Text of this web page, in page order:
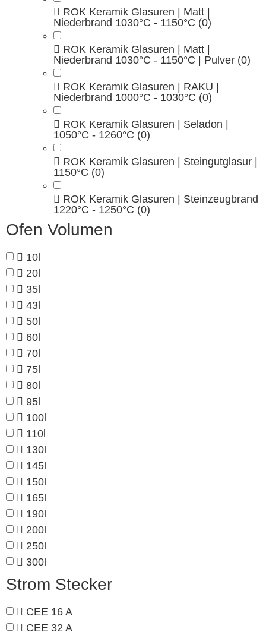
ROK Keramik Glasuren | Matt |
Niederbrand 1030°C - 1150°C (0)
ROK Keramik Glasuren | Matt |
Niederbrand 1030°C - 1150°C | Pulver (0)
ROK Keramik Glasuren | RAKU |
Niederbrand 1000°C - 1030°C (0)
ROK Keramik Glasuren | Seladon |
1050°C - 1260°C (0)
ROK Keramik Glasuren | Steingutglasur |
1150°C (0)
ROK Keramik Glasuren | Steinzeugbrand
1220°C - 1250°C (0)
Ofen Volumen
10l
20l
35l
43l
50l
60l
70l
75l
80l
95l
100l
110l
130l
145l
150l
165l
190l
200l
250l
300l
Strom Stecker
CEE 16 A
CEE 32 A